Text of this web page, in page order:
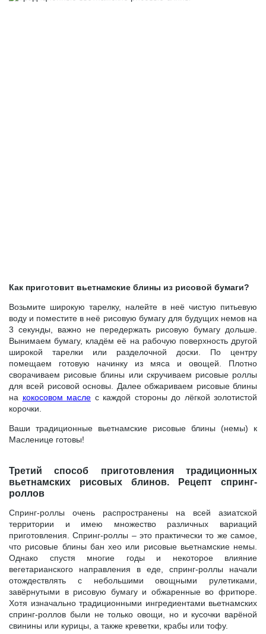
Как приготовит вьетнамские блины из рисовой бумаги?
Возьмите широкую тарелку, налейте в неё чистую питьевую
воду и поместите в неё рисовую бумагу для будущих немов на
3 секунды, важно не передержать рисовую бумагу дольше.
Вынимаем бумагу, кладём её на рабочую поверхность другой
широкой тарелки или разделочной доски. По центру
помещаем готовую начинку из мяса и овощей. Плотно
сворачиваем рисовые блины или скручиваем рисовые роллы
для всей рисовой основы. Далее обжариваем рисовые блины
на кокосовом масле с каждой стороны до лёгкой золотистой
корочки.
Ваши традиционные вьетнамские рисовые блины (немы) к
Масленице готовы!
Третий способ приготовления традиционных
вьетнамских рисовых блинов. Рецепт спринг-
роллов
Спринг-роллы очень распространены на всей азиатской
территории и имею множество различных вариаций
приготовления. Спринг-роллы – это практически то же самое,
что рисовые блины бан хео или рисовые вьетнамские немы.
Однако спустя многие годы и некоторое влияние
вегетарианского направления в еде, спринг-роллы начали
отождествлять с небольшими овощными рулетиками,
завёрнутыми в рисовую бумагу и обжаренные во фритюре.
Хотя изначально традиционными ингредиентами вьетнамских
спринг-роллов были не только овощи, но и кусочки варёной
свинины или курицы, а также креветки, крабы или тофу.